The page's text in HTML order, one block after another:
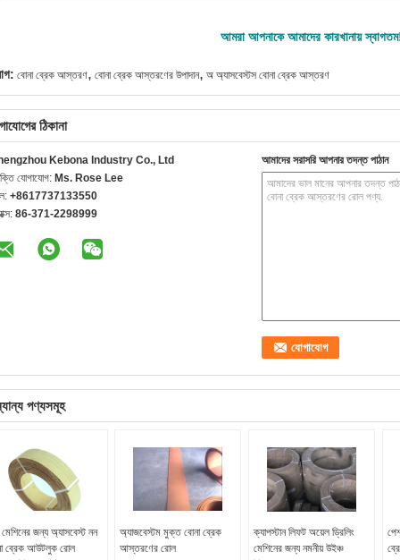
আমরা আপনাকে আমাদের কারখানায়
বোনা ব্রেক আস্তরণ, বোনা ব্রেক আস্তরণের উপাদান, অ অ্যাসবেস্টস বোনা ব্রেক আস্তরণ
ঠিকানা
Kebona Industry Co., Ltd
যোগাযোগ: Ms. Rose Lee
+8617737133550
86-371-2298999
আমাদের সরাসরি আপনার তদন্ত পাঠান
পণ্যসমূহ
মেশিনের জন্য অ্যাসবেস্ট নন
ব্রেক আউটলুক রোল
অ্যাজবেস্টম মুক্ত বোনা ব্রেক
আস্তরণের রোল
ক্যাপস্টান লিফট অয়েল ড্রিলিং
মেশিনের জন্য নমনীয় উইঞ্চ